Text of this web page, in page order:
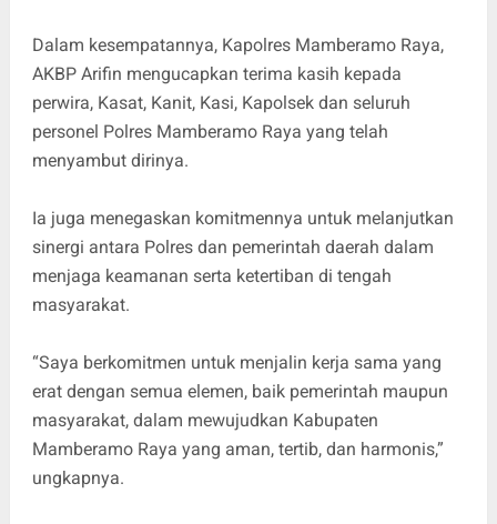
Dalam kesempatannya, Kapolres Mamberamo Raya,
AKBP Arifin mengucapkan terima kasih kepada
perwira, Kasat, Kanit, Kasi, Kapolsek dan seluruh
personel Polres Mamberamo Raya yang telah
menyambut dirinya.
Ia juga menegaskan komitmennya untuk melanjutkan
sinergi antara Polres dan pemerintah daerah dalam
menjaga keamanan serta ketertiban di tengah
masyarakat.
“Saya berkomitmen untuk menjalin kerja sama yang
erat dengan semua elemen, baik pemerintah maupun
masyarakat, dalam mewujudkan Kabupaten
Mamberamo Raya yang aman, tertib, dan harmonis,”
ungkapnya.